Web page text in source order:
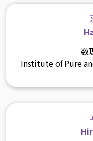
数
Institute of Pure